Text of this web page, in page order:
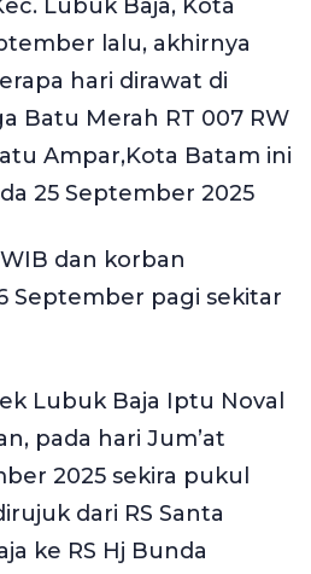
Lubuk Baja, Kota
lalu, akhirnya
hari dirawat di
Batu Merah RT 007 RW
Ampar,Kota Batam ini
25 September 2025
dan korban
September pagi sekitar
Lubuk Baja Iptu Noval
pada hari Jum’at
2025 sekira pukul
dari RS Santa
ke RS Hj Bunda